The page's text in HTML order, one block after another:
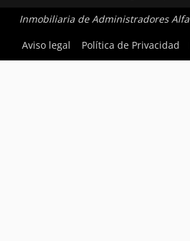
Inmobiliaria de Administradores Alfa
Aviso legal
Política de Privacidad